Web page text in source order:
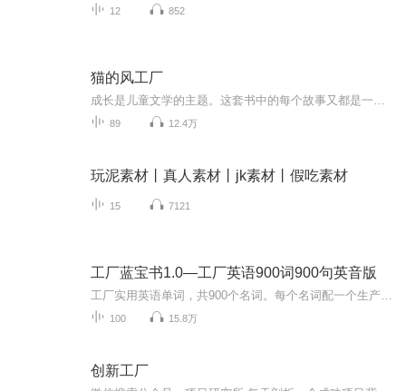
12 852
猫的风工厂
89 12.4万
玩泥素材丨真人素材丨jk素材丨假吃素材
15 7121
工厂蓝宝书1.0—工厂英语900词900句英音版
100 15.8万
创新工厂